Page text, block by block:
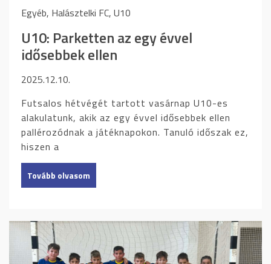
Egyéb, Halásztelki FC, U10
U10: Parketten az egy évvel
idősebbek ellen
2025.12.10.
Futsalos hétvégét tartott vasárnap U10-es
alakulatunk, akik az egy évvel idősebbek ellen
pallérozódnak a játéknapokon. Tanuló időszak ez,
hiszen a
Tovább olvasom